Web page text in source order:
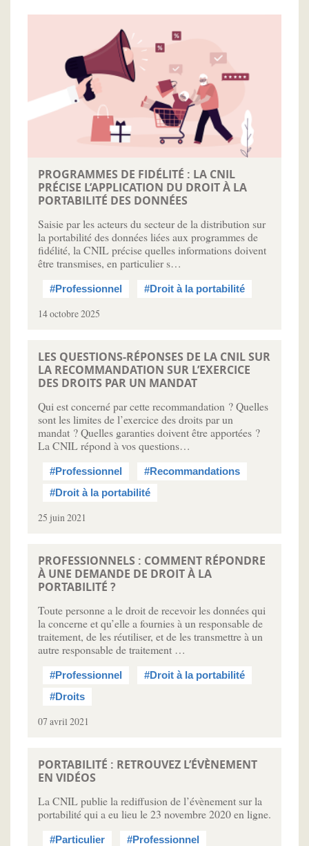
PROGRAMMES DE FIDÉLITÉ : LA CNIL
PRÉCISE L’APPLICATION DU DROIT À LA
PORTABILITÉ DES DONNÉES
Saisie par les acteurs du secteur de la distribution sur
la portabilité des données liées aux programmes de
fidélité, la CNIL précise quelles informations doivent
être transmises, en particulier s…
#Professionnel #Droit à la portabilité
14 octobre 2025
LES QUESTIONS-RÉPONSES DE LA CNIL SUR
LA RECOMMANDATION SUR L’EXERCICE
DES DROITS PAR UN MANDAT
Qui est concerné par cette recommandation ? Quelles
sont les limites de l’exercice des droits par un
mandat ? Quelles garanties doivent être apportées ?
La CNIL répond à vos questions…
#Professionnel
#Recommandations
#Droit à la portabilité
25 juin 2021
PROFESSIONNELS : COMMENT RÉPONDRE
À UNE DEMANDE DE DROIT À LA
PORTABILITÉ ?
Toute personne a le droit de recevoir les données qui
la concerne et qu’elle a fournies à un responsable de
traitement, de les réutiliser, et de les transmettre à un
autre responsable de traitement …
#Professionnel
#Droit à la portabilité
#Droits
07 avril 2021
PORTABILITÉ : RETROUVEZ L’ÉVÈNEMENT
EN VIDÉOS
La CNIL publie la rediffusion de l’évènement sur la
portabilité qui a eu lieu le 23 novembre 2020 en ligne.
#Particulier
#Professionnel